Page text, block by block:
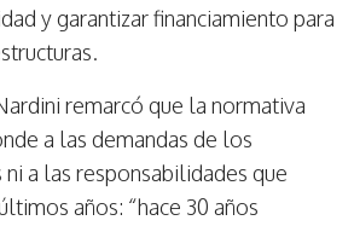
y garantizar financiamiento para
remarcó que la normativa
a las demandas de los
a las responsabilidades que
años: “hace 30 años